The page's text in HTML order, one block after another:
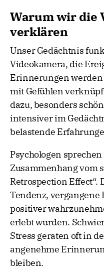
Warum wir die
verklären
Unser Gedächtnis
Videokamera, die
Erinnerungen
mit Gefühlen
dazu, besonders
intensiver im
belastende
Psychologen
Zusammenhang vom
Retrospection Effect“.
Tendenz,
positiver
erlebt wurden.
Stress geraten oft in
angenehme
bleiben.